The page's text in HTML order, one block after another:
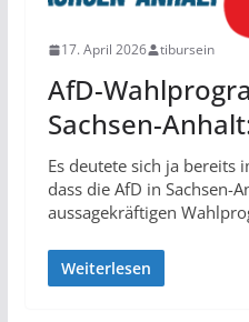
17. April 2026 tibursein
AfD-
Sachsen-
Es deutete sich ja bereits
dass die AfD in Sachsen-
aussagekräftigen
Weiterlesen